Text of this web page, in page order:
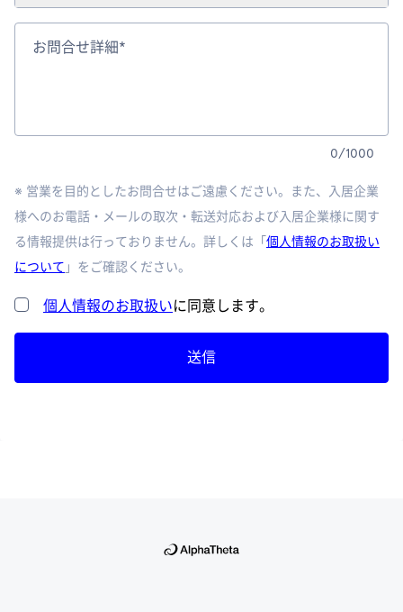
お問合せ詳細*
0/1000
※ 営業を目的としたお問合せはご遠慮ください。また、入居企業
様へのお電話・メールの取次・転送対応および入居企業様に関す
る情報提供は行っておりません。詳しくは「 個人情報のお取扱い
について 」をご確認ください。
個人情報のお取扱いに同意します。
送信